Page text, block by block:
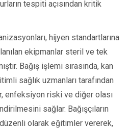
tespiti açısından kritik
hijyen standartlarına
ekipmanlar steril ve tek
Bağış işlemi sırasında, kan
sağlık uzmanları tarafından
enfeksiyon riski ve diğer olası
sağlar. Bağışçıların
olarak eğitimler vererek,